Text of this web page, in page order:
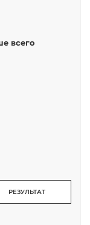
всего
РЕЗУЛЬТАТ